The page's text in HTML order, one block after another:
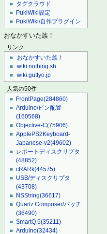
タグクラウド
PukiWiki設定
PukiWiki/自作プラグイン
おなかすいた族！
リンク
おなかすいた族！
wiki.nothing.sh
wiki.guttyo.jp
人気の50件
FrontPage(284860)
Arduino/ピン配置
(160568)
Objective-C(75906)
ApplePS2Keyboard-
Japanese-v2(49602)
レポートディスクリプタ
(48852)
cRARk(44575)
USB/ディスクリプタ
(43708)
NSString(36617)
Quartz Composer/パッチ
(36490)
SmartQ 5(35211)
Arduino(32434)